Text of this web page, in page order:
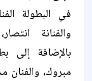
في البطولة
والفنانة
بالإضافة إلى
مبروك، والفنان